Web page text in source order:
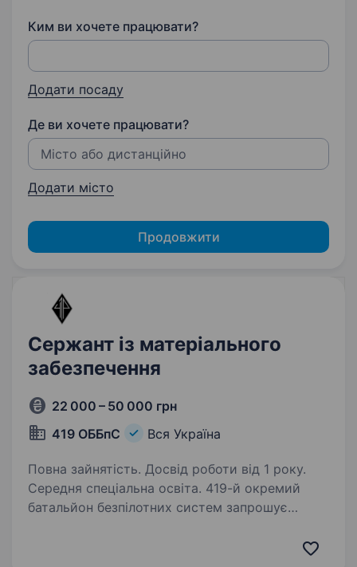
Ким ви хочете працювати?
Додати посаду
Де ви хочете працювати?
Додати місто
Продовжити
Сержант із матеріального
забезпечення
22 000 – 50 000 грн
419 ОББпС
Вся Україна
Повна зайнятість. Досвід роботи від 1 року.
Середня спеціальна освіта. 419-й окремий
батальйон безпілотних систем запрошує